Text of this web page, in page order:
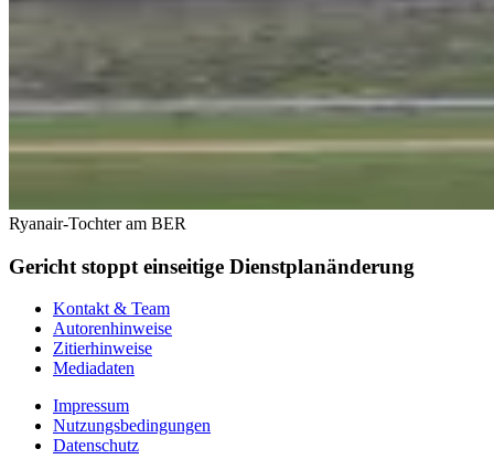
Ryanair-Tochter am BER
Gericht stoppt einseitige Dienstplanänderung
Kontakt & Team
Autorenhinweise
Zitierhinweise
Mediadaten
Impressum
Nutzungsbedingungen
Datenschutz